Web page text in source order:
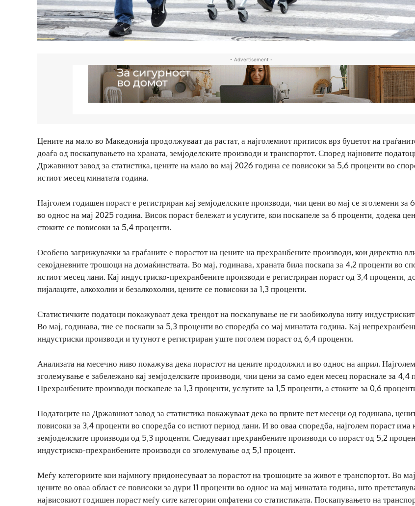
- Advertisement -
Цените на мало во Македонија продолжуваат да растат, а најголемиот притисок врз буџетот на
доаѓа од поскапувањето на храната, земјоделските производи и транспортот. Според најновите
Државниот завод за статистика, цените на мало во мај 2026 година се повисоки за 5,6 проценти во
истиот месец минатата година.
Најголем годишен пораст е регистриран кај земјоделските производи, чии цени во мај се зголемени за
во однос на мај 2025 година. Висок пораст бележат и услугите, кои поскапеле за 6 проценти, додека
стоките се повисоки за 5,4 проценти.
Особено загрижувачки за граѓаните е порастот на цените на прехранбените производи, кои директно
секојдневните трошоци на домаќинствата. Во мај, годинава, храната била поскапа за 4,2 проценти во
истиот месец лани. Кај индустриско-прехранбените производи е регистриран пораст од 3,4 проценти,
пијалаците, алкохолни и безалкохолни, цените се повисоки за 1,3 проценти.
Статистичките податоци покажуваат дека трендот на поскапување не ги заобиколува ниту
Во мај, годинава, тие се поскапи за 5,3 проценти во споредба со мај минатата година. Кај
индустриски производи и тутунот е регистриран уште поголем пораст од 6,4 проценти.
Анализата на месечно ниво покажува дека порастот на цените продолжил и во однос на април.
зголемување е забележано кај земјоделските производи, чии цени за само еден месец пораснале за 4,4
Прехранбените производи поскапеле за 1,3 проценти, услугите за 1,5 проценти, а стоките за 0,6
Податоците на Државниот завод за статистика покажуваат дека во првите пет месеци од годинава,
повисоки за 3,4 проценти во споредба со истиот период лани. И во оваа споредба, најголем пораст има
земјоделските производи од 5,3 проценти. Следуваат прехранбените производи со пораст од 5,2
индустриско-прехранбените производи со зголемување од 5,1 процент.
Меѓу категориите кои најмногу придонесуваат за порастот на трошоците за живот е транспортот. Во
цените во оваа област се повисоки за дури 11 проценти во однос на мај минатата година, што
највисокиот годишен пораст меѓу сите категории опфатени со статистиката. Поскапувањето на